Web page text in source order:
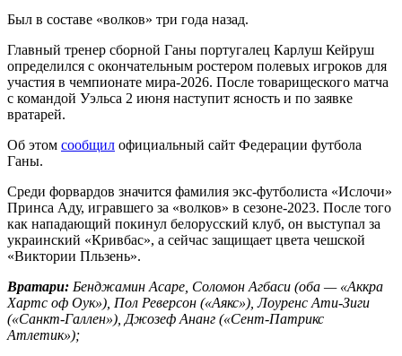
Был в составе «волков» три года назад.
Главный тренер сборной Ганы португалец Карлуш Кейруш
определился с окончательным ростером полевых игроков для
участия в чемпионате мира-2026. После товарищеского матча
с командой Уэльса 2 июня наступит ясность и по заявке
вратарей.
Об этом сообщил официальный сайт Федерации футбола
Ганы.
Среди форвардов значится фамилия экс-футболиста «Ислочи»
Принса Аду, игравшего за «волков» в сезоне-2023. После того
как нападающий покинул белорусский клуб, он выступал за
украинский «Кривбас», а сейчас защищает цвета чешской
«Виктории Пльзень».
Вратари: Бенджамин Асаре, Соломон Агбаси (оба — «Аккра
Хартс оф Оук»), Пол Реверсон («Аякс»), Лоуренс Ати-Зиги
(«Санкт-Галлен»), Джозеф Ананг («Сент-Патрикс
Атлетик»);